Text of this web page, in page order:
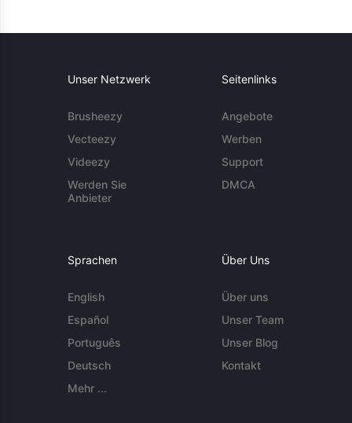
Unser Netzwerk
Brusheezy
Vecteezy
Videezy
Werden Sie
Anbieter
Seitenlinks
Angebote
Werben
Support
DMCA
Sprachen
English
Español
Português
Deutsch
Mehr ...
Über Uns
Über uns
Unser Team
Unser Blog
Kontakt